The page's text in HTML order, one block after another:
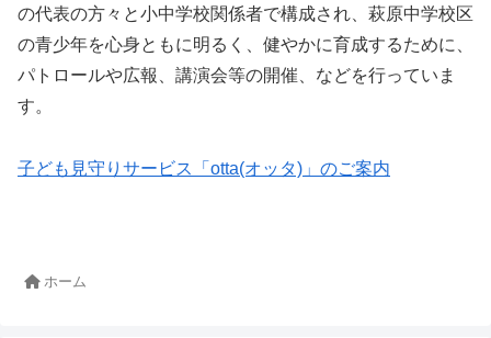
の代表の方々と小中学校関係者で構成され、萩原中学校区
の青少年を心身ともに明るく、健やかに育成するために、
パトロールや広報、講演会等の開催、などを行っていま
す。
子ども見守りサービス「otta(オッタ)」のご案内
ホーム